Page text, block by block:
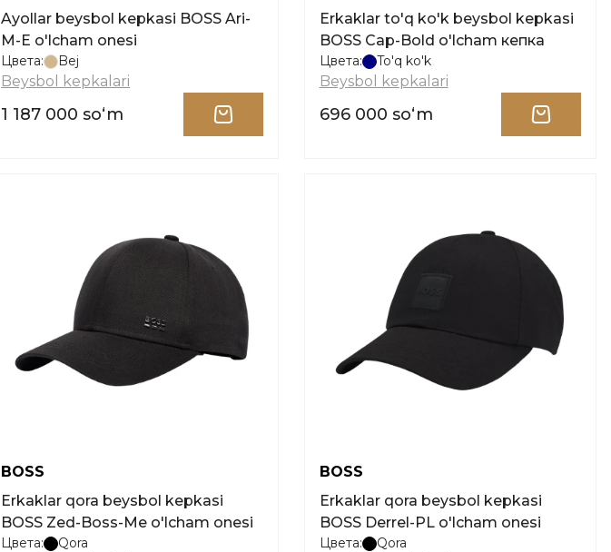
Ayollar beysbol kepkasi BOSS Ari-
M-E o'lcham onesi
Цвета: Bej
Beysbol kepkalari
1 187 000 soʻm
Erkaklar to'q ko'k beysbol kepkasi
BOSS Cap-Bold o'lcham кепка
Цвета: To'q ko'k
Beysbol kepkalari
696 000 soʻm
BOSS
Erkaklar qora beysbol kepkasi
BOSS Zed-Boss-Me o'lcham onesi
Цвета: Qora
BOSS
Erkaklar qora beysbol kepkasi
BOSS Derrel-PL o'lcham onesi
Цвета: Qora